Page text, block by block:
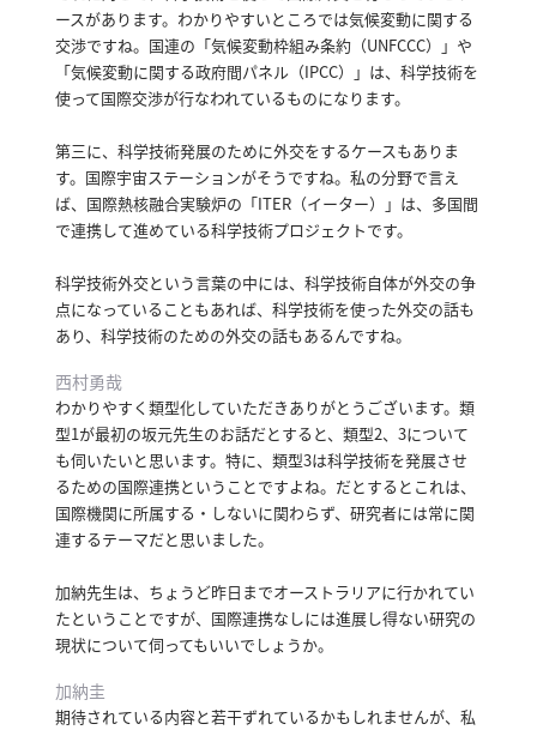
ースがあります。 わかりやすいところでは気候変動に関する
交渉ですね。 国連の「気候変動枠組み条約（UNFCCC）」や
「気候変動に関する政府間パネル（IPCC）」は、科学技術を
使って国際交渉が行なわれているものになります。
第三に、科学技術発展のために外交をするケースもありま
す。 国際宇宙ステーションがそうですね。 私の分野で言え
ば、国際熱核融合実験炉の「ITER（イーター）」は、多国間
で連携して進めている科学技術プロジェクトです。
科学技術外交という言葉の中には、科学技術自体が外交の争
点になっていることもあれば、科学技術を使った外交の話も
あり、科学技術のための外交の話もあるんですね。
西村勇哉
わかりやすく類型化していただきありがとうございます。 類
型1が最初の坂元先生のお話だとすると、類型2、3について
も伺いたいと思います。 特に、類型3は科学技術を発展させ
るための国際連携ということですよね。 だとするとこれは、
国際機関に所属する・しないに関わらず、研究者には常に関
連するテーマだと思いました。
加納先生は、ちょうど昨日までオーストラリアに行かれてい
たということですが、国際連携なしには進展し得ない研究の
現状について伺ってもいいでしょうか。
加納圭
期待されている内容と若干ずれているかもしれませんが、私